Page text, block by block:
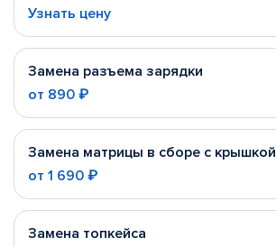
Узнать цену
Замена разъема зарядки
от 890 ₽
Замена матрицы в сборе с крышкой
от 1 690 ₽
Замена топкейса